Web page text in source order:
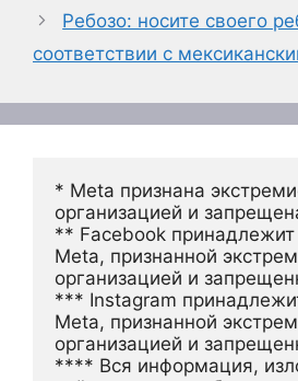
Ребозо: носите своего
соответствии с
* Meta признана
организацией и
** Facebook
Meta, признанной
организацией и
*** Instagram
Meta, признанной
организацией и
**** Вся информация,